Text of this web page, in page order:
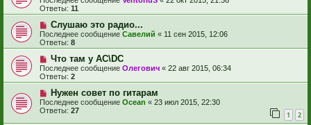
Ответы: 11
Слушаю это радио...
Последнее сообщение Савелий « 11 сен 2015, 12:06
Ответы: 8
Что там у AC\DC
Последнее сообщение Олегович « 22 авг 2015, 06:34
Ответы: 2
Нужен совет по гитарам
Последнее сообщение Ocean « 23 июл 2015, 22:30
Ответы: 27 1 2